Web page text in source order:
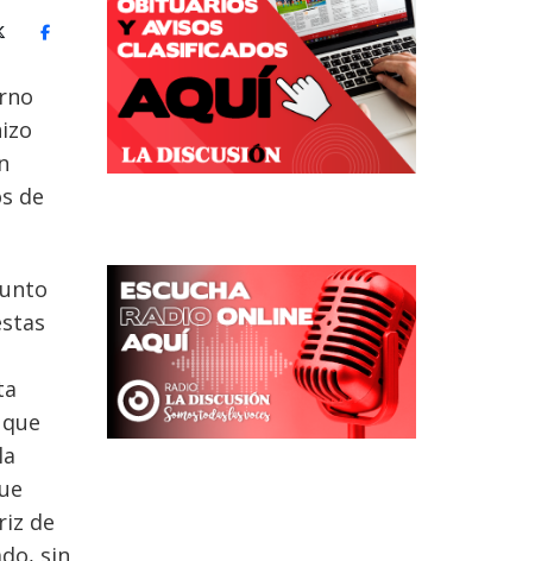
(Twitter)Facebook
de
de
sin